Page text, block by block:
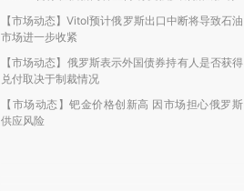
【市场动态】Vitol预计俄罗斯出口中断将导致石油
市场进一步收紧
【市场动态】俄罗斯表示外国债券持有人是否获得
兑付取决于制裁情况
【市场动态】钯金价格创新高 因市场担心俄罗斯
供应风险